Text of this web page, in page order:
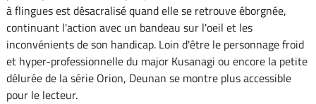
à flingues est désacralisé quand elle se retrouve éborgnée,
continuant l'action avec un bandeau sur l'oeil et les
inconvénients de son handicap. Loin d'être le personnage froid
et hyper-professionnelle du major Kusanagi ou encore la petite
délurée de la série Orion, Deunan se montre plus accessible
pour le lecteur.